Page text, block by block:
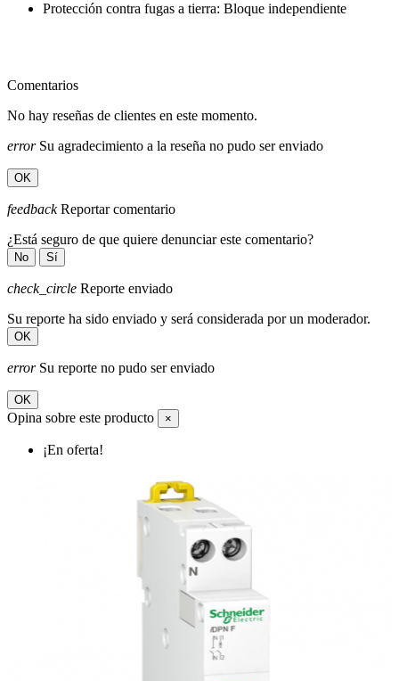
Protección contra fugas a tierra: Bloque independiente
Comentarios
No hay reseñas de clientes en este momento.
errorSu agradecimiento a la reseña no pudo ser enviado
OK
feedbackReportar comentario
¿Está seguro de que quiere denunciar este comentario?
No Sí
check_circle Reporte enviado
Su reporte ha sido enviado y será considerada por un moderador.
OK
errorSu reporte no pudo ser enviado
OK
Opina sobre este producto ×
¡En oferta!